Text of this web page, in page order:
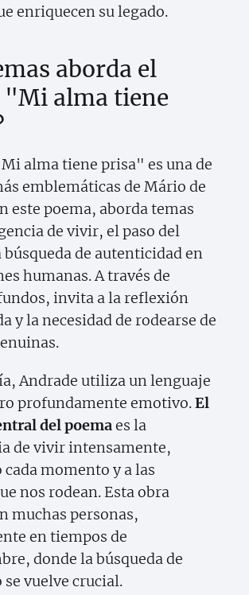
enriquecen su legado.
aborda el
"Mi alma tiene
alma tiene prisa" es una de
emblemáticas de Mário de
este poema, aborda temas
de vivir, el paso del
de autenticidad en
humanas. A través de
invita a la reflexión
y la necesidad de rodearse de
Andrade utiliza un lenguaje
profundamente emotivo.El
del poemaes la
de vivir intensamente,
cada momento y a las
nos rodean. Esta obra
muchas personas,
en tiempos de
donde la búsqueda de
vuelve crucial.